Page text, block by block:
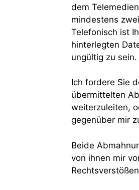
dem
mindestens
Telefonisch ist
hinterlegten
ungültig zu sein.
Ich fordere Sie
übermittelten
weiterzuleiten,
gegenüber mir
Beide
von ihnen mir